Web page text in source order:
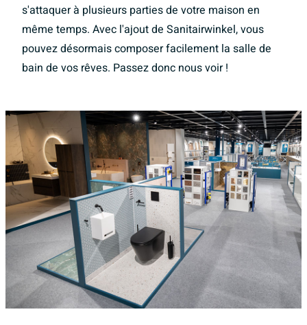
s'attaquer à plusieurs parties de votre maison en
même temps. Avec l'ajout de Sanitairwinkel, vous
pouvez désormais composer facilement la salle de
bain de vos rêves. Passez donc nous voir !